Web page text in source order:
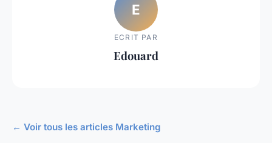
E
ECRIT PAR
Edouard
← Voir tous les articles Marketing